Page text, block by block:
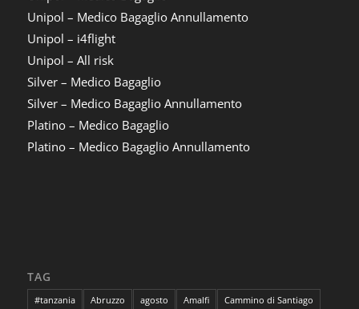
Unipol – Medico Bagaglio Annullamento
Unipol – i4flight
Unipol – All risk
Silver – Medico Bagaglio
Silver – Medico Bagaglio Annullamento
Platino – Medico Bagaglio
Platino – Medico Bagaglio Annullamento
TAG
#tanzania Abruzzo agosto Amalfi
Cammino di Santiago